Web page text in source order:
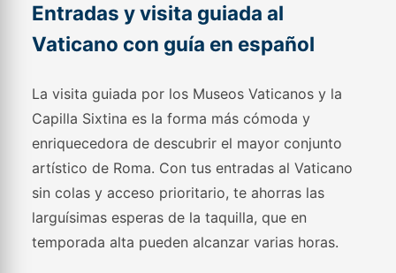
Entradas y visita guiada al
Vaticano con guía en español
La visita guiada por los Museos Vaticanos y la
Capilla Sixtina es la forma más cómoda y
enriquecedora de descubrir el mayor conjunto
artístico de Roma. Con tus entradas al Vaticano
sin colas y acceso prioritario, te ahorras las
larguísimas esperas de la taquilla, que en
temporada alta pueden alcanzar varias horas.